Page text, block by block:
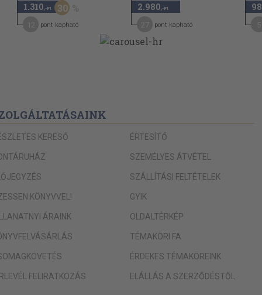
1.310 ,-Ft 30
pont kapható
2.980 ,-Ft
pont kapható
KERESŐ
KÖNYVVEL!
ÁRAINK
FELIRATKOZÁS
ÉRTESÍTŐ
SZEMÉLYES ÁTVÉTEL
SZÁLLÍTÁSI FELTÉTELEK
GYIK
OLDALTÉRKÉP
TÉMAKÖRI FA
ÉRDEKES TÉMAKÖREINK
ELÁLLÁS A SZERZŐDÉSTŐL